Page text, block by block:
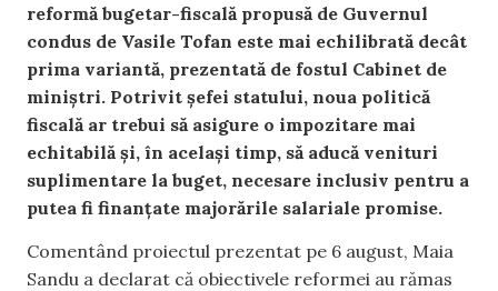
reformă bugetar-fiscală propusă de Guvernul
condus de Vasile Tofan este mai echilibrată decât
prima variantă, prezentată de fostul Cabinet de
miniștri. Potrivit șefei statului, noua politică
fiscală ar trebui să asigure o impozitare mai
echitabilă și, în același timp, să aducă venituri
suplimentare la buget, necesare inclusiv pentru a
putea fi finanțate majorările salariale promise.
Comentând proiectul prezentat pe 6 august, Maia
Sandu a declarat că obiectivele reformei au rămas